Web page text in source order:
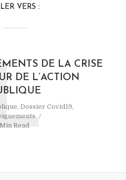
VERS :
DE LA CRISE
DE L’ACTION
, Dossier Covid19,
Read